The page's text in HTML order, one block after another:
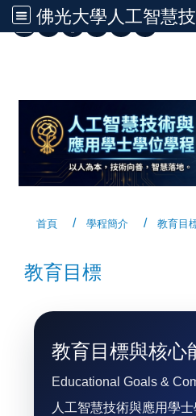
首頁 學程簡介 教育目
教育目標
教育目標與核心
Educational Goals &
人工智慧技術與應用學士